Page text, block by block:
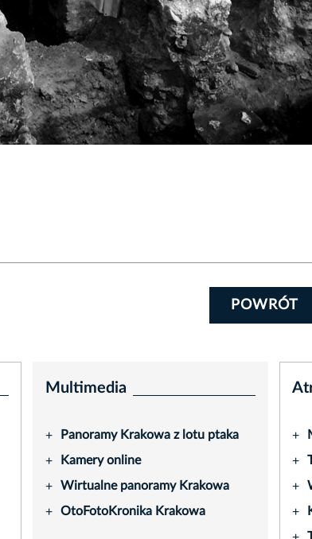
POWRÓT
Multimedia
+ Panoramy Krakowa z lotu ptaka
+ Kamery online
+ Wirtualne panoramy Krakowa
+ OtoFotoKronika Krakowa
+
+
+
+